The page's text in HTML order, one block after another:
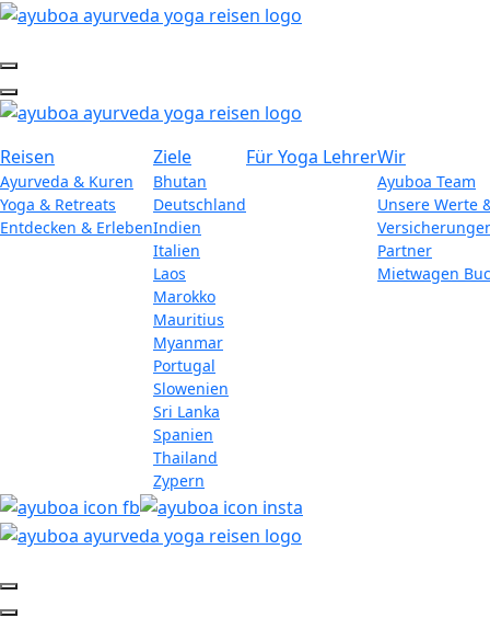
Reisen
Ayurveda & Kuren
Yoga & Retreats
Entdecken & Erleben
Ziele
Bhutan
Deutschland
Indien
Italien
Laos
Marokko
Mauritius
Myanmar
Portugal
Slowenien
Sri Lanka
Spanien
Thailand
Zypern
Für Yoga LehrerWir
Ayuboa Team
Unsere Werte
Partner
Mietwagen